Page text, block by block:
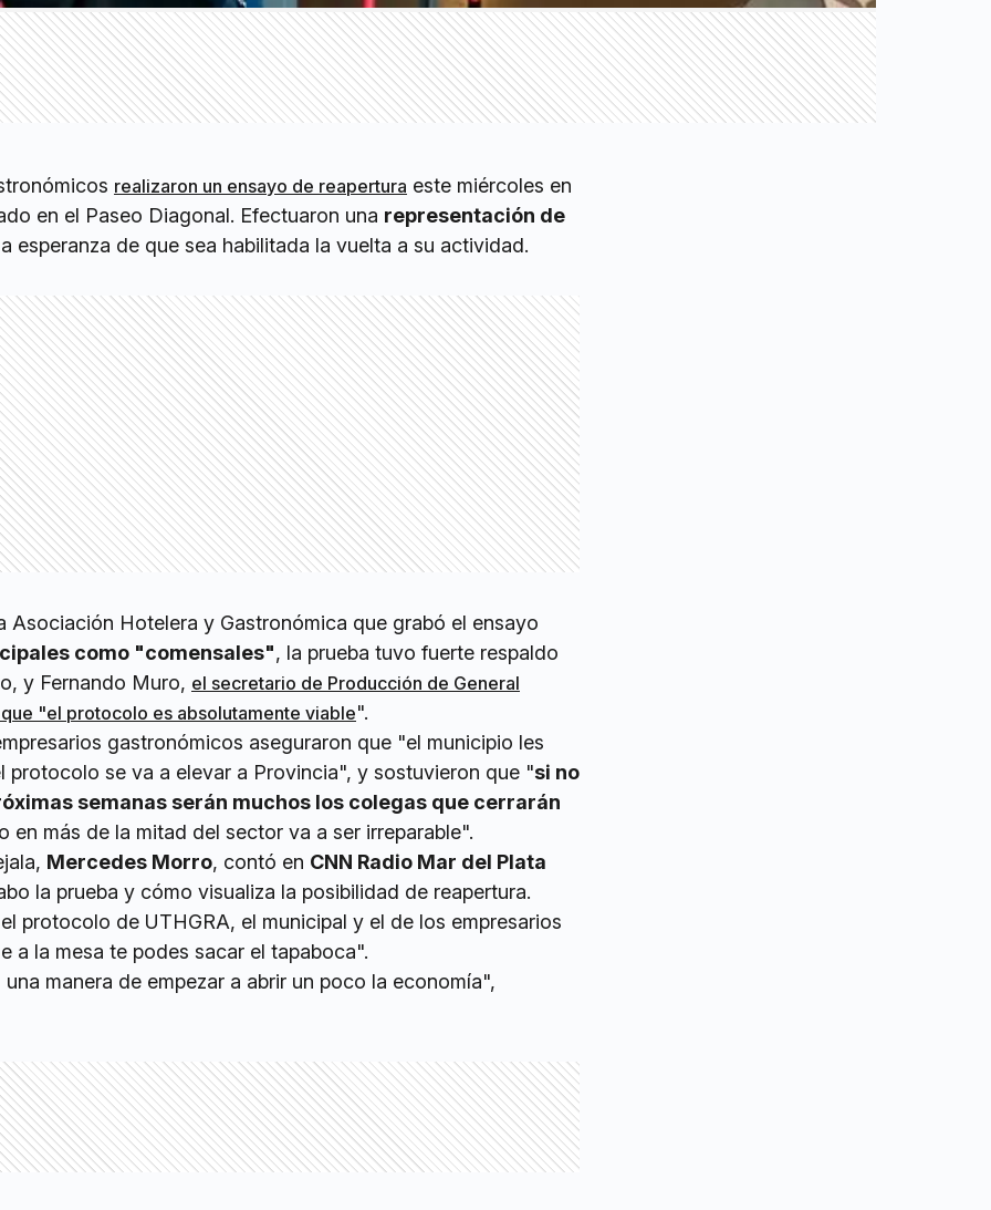
realizaron un ensayo de reapertura este miércoles en
en el Paseo Diagonal. Efectuaron una representación de
esperanza de que sea habilitada la vuelta a su actividad.
Asociación Hotelera y Gastronómica que grabó el ensayo
como "comensales", la prueba tuvo fuerte respaldo
y Fernando Muro, el secretario de Producción de General
"el protocolo es absolutamente viable".
gastronómicos aseguraron que "el municipio les
protocolo se va a elevar a Provincia", y sostuvieron que "si no
semanas serán muchos los colegas que cerrarán
en más de la mitad del sector va a ser irreparable".
Mercedes Morro, contó en CNN Radio Mar del Plata
la prueba y cómo visualiza la posibilidad de reapertura.
protocolo de UTHGRA, el municipal y el de los empresarios
a la mesa te podes sacar el tapaboca".
manera de empezar a abrir un poco la economía",